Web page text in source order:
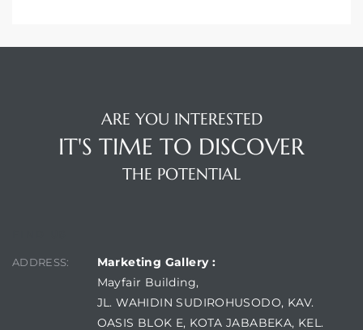
ARE YOU INTERESTED
IT'S TIME TO DISCOVER
THE POTENTIAL
ADDRESS:
Marketing Gallery :
Mayfair Building,
JL. WAHIDIN SUDIROHUSODO, KAV.
OASIS BLOK E, KOTA JABABEKA, KEL.